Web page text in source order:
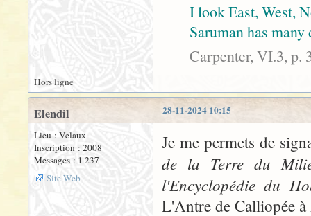
I look East, West,
Saruman has many
Carpenter, VI.3, p.
Hors ligne
28-11-2024 10:15
Elendil
Lieu : Velaux
Inscription : 2008
Messages : 1 237
Site Web
Je me permets de
de la Terre du
l'Encyclopédie du
L'Antre de Calliopée